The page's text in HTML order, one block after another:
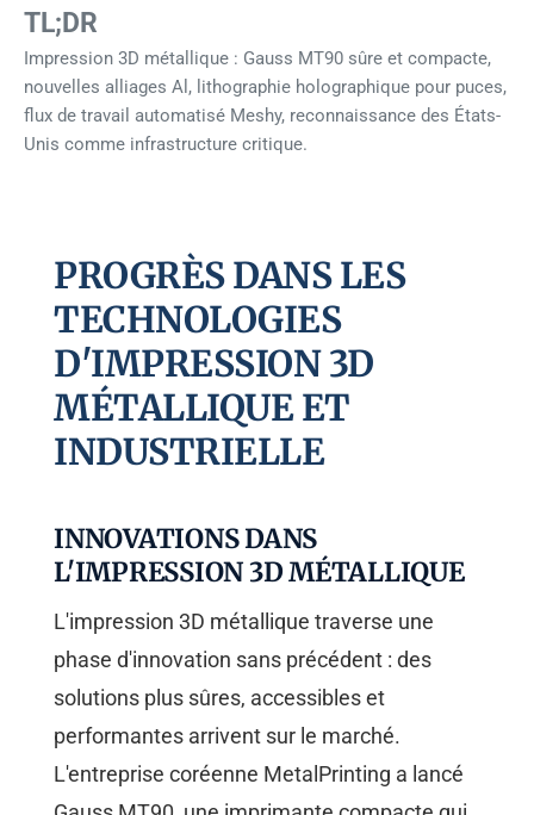
TL;DR
Impression 3D métallique : Gauss MT90 sûre et compacte,
nouvelles alliages Al, lithographie holographique pour puces,
flux de travail automatisé Meshy, reconnaissance des États-
Unis comme infrastructure critique.
PROGRÈS DANS LES
TECHNOLOGIES
D'IMPRESSION 3D
MÉTALLIQUE ET
INDUSTRIELLE
INNOVATIONS DANS
L'IMPRESSION 3D MÉTALLIQUE
L'impression 3D métallique traverse une
phase d'innovation sans précédent : des
solutions plus sûres, accessibles et
performantes arrivent sur le marché.
L'entreprise coréenne MetalPrinting a lancé